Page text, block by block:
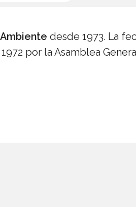
desde 1973. La
por la Asamblea